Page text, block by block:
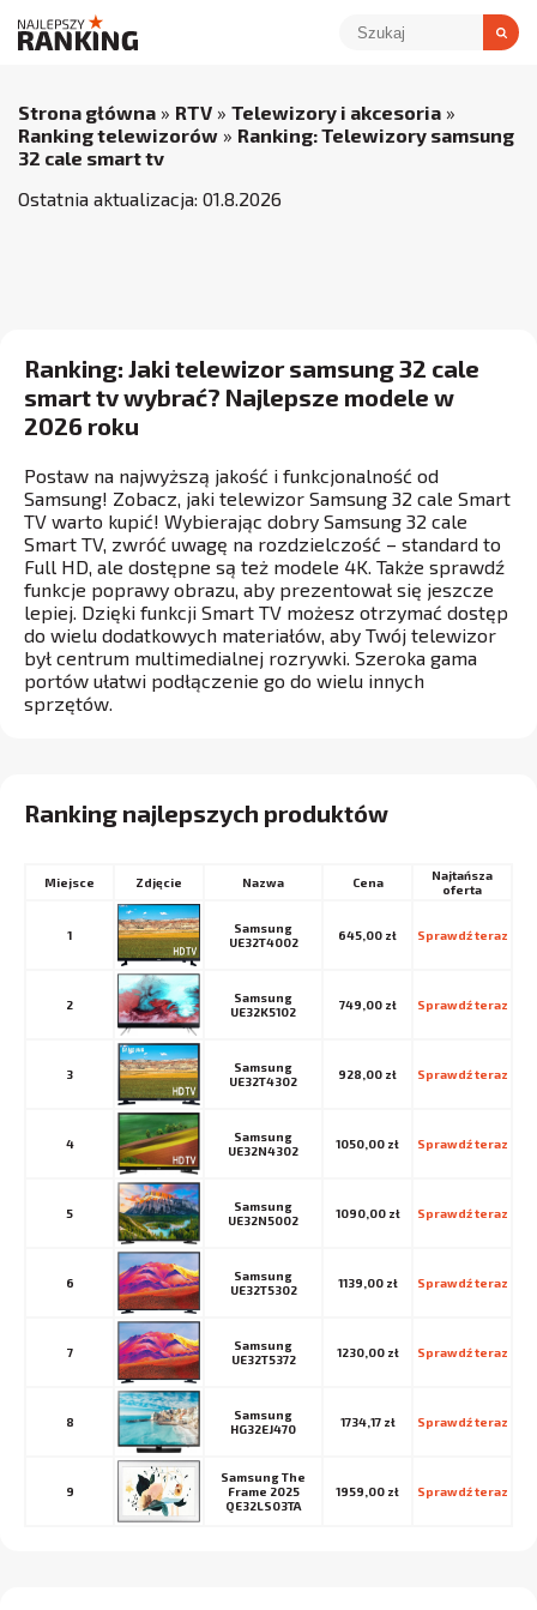
Strona główna » RTV » Telewizory i akcesoria »
Ranking telewizorów » Ranking: Telewizory samsung
32 cale smart tv
Ostatnia aktualizacja: 01.8.2026
Ranking: Jaki telewizor samsung 32 cale
smart tv wybrać? Najlepsze modele w
2026 roku
Postaw na najwyższą jakość i funkcjonalność od
Samsung! Zobacz, jaki telewizor Samsung 32 cale Smart
TV warto kupić! Wybierając dobry Samsung 32 cale
Smart TV, zwróć uwagę na rozdzielczość – standard to
Full HD, ale dostępne są też modele 4K. Także sprawdź
funkcje poprawy obrazu, aby prezentował się jeszcze
lepiej. Dzięki funkcji Smart TV możesz otrzymać dostęp
do wielu dodatkowych materiałów, aby Twój telewizor
był centrum multimedialnej rozrywki. Szeroka gama
portów ułatwi podłączenie go do wielu innych
sprzętów.
Ranking najlepszych produktów
Miejsce Nazwa Cena
Najtańsza
oferta
1
Samsung
UE32T4002
645,00 zł Sprawdź teraz
2
Samsung
UE32K5102
749,00 zł Sprawdź teraz
3
Samsung
UE32T4302
928,00 zł Sprawdź teraz
4
Samsung
UE32N4302
1050,00 zł Sprawdź teraz
5
Samsung
UE32N5002
1090,00 zł Sprawdź teraz
6
Samsung
UE32T5302
1139,00 zł Sprawdź teraz
7
Samsung
UE32T5372
1230,00 zł Sprawdź teraz
8
Samsung
HG32EJ470
1734,17 zł Sprawdź teraz
9
Samsung The
Frame 2025
QE32LS03TA
1959,00 zł Sprawdź teraz